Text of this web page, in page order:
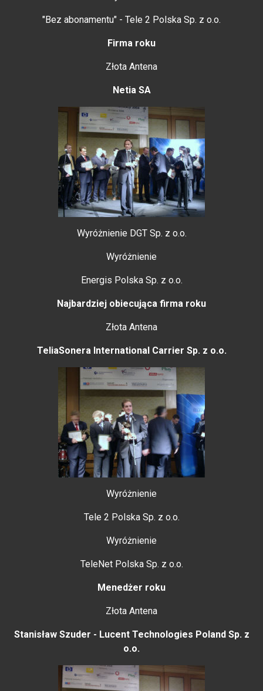
"Bez abonamentu" - Tele 2 Polska Sp. z o.o.
Firma roku
Złota Antena
Netia SA
Wyróżnienie DGT Sp. z o.o.
Wyróżnienie
Energis Polska Sp. z o.o.
Najbardziej obiecująca firma roku
Złota Antena
TeliaSonera International Carrier Sp. z o.o.
Wyróżnienie
Tele 2 Polska Sp. z o.o.
Wyróżnienie
TeleNet Polska Sp. z o.o.
Menedżer roku
Złota Antena
Stanisław Szuder - Lucent Technologies Poland Sp. z
o.o.